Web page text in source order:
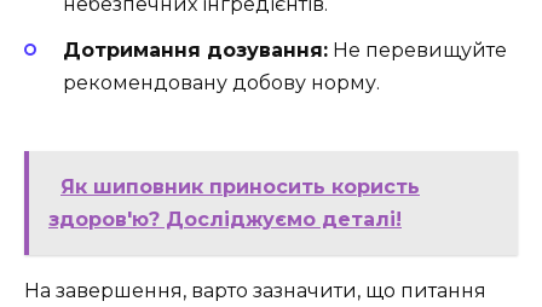
Дотримання дозування: Не перевищуйте
рекомендовану добову норму.
Як шиповник приносить користь
здоров'ю? Досліджуємо деталі!
На завершення, варто зазначити, що питання